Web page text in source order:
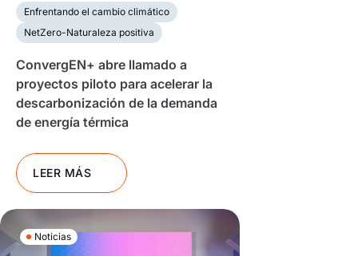
Enfrentando el cambio climático
NetZero-Naturaleza positiva
ConvergEN+ abre llamado a
proyectos piloto para acelerar la
descarbonización de la demanda
de energía térmica
LEER MÁS
Noticias